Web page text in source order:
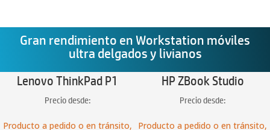
Gran rendimiento en Workstation móviles
ultra delgados y livianos
Lenovo ThinkPad P1
Precio desde:
Producto a pedido o en tránsito,
HP ZBook Studio
Precio desde:
Producto a pedido o en tránsito,